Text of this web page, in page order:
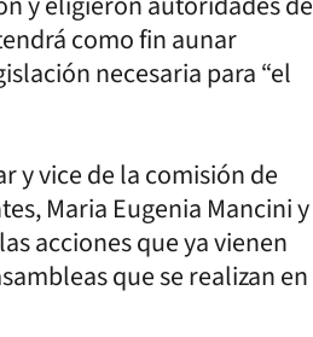
como fin aunar
necesaria para “el
y vice de la comisión de
Maria Eugenia Mancini y
acciones que ya vienen
que se realizan en